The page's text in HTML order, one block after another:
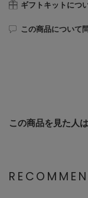
ギフトキットにつ
この商品について
この商品を見た人